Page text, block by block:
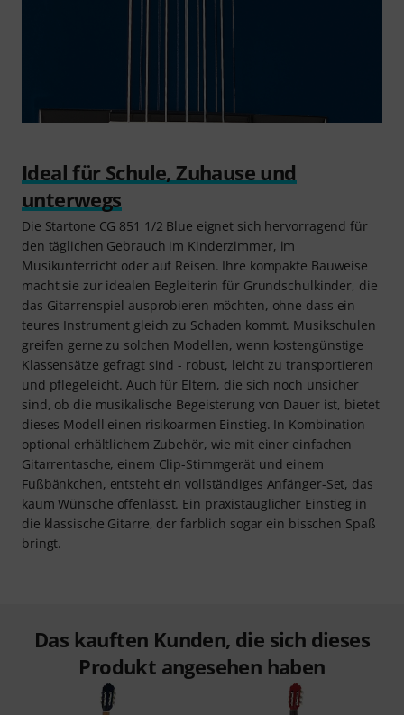
Ideal für Schule, Zuhause und
unterwegs
Die Startone CG 851 1/2 Blue eignet sich hervorragend für
den täglichen Gebrauch im Kinderzimmer, im
Musikunterricht oder auf Reisen. Ihre kompakte Bauweise
macht sie zur idealen Begleiterin für Grundschulkinder, die
das Gitarrenspiel ausprobieren möchten, ohne dass ein
teures Instrument gleich zu Schaden kommt. Musikschulen
greifen gerne zu solchen Modellen, wenn kostengünstige
Klassensätze gefragt sind - robust, leicht zu transportieren
und pflegeleicht. Auch für Eltern, die sich noch unsicher
sind, ob die musikalische Begeisterung von Dauer ist, bietet
dieses Modell einen risikoarmen Einstieg. In Kombination
optional erhältlichem Zubehör, wie mit einer einfachen
Gitarrentasche, einem Clip-Stimmgerät und einem
Fußbänkchen, entsteht ein vollständiges Anfänger-Set, das
kaum Wünsche offenlässt. Ein praxistauglicher Einstieg in
die klassische Gitarre, der farblich sogar ein bisschen Spaß
bringt.
Das kauften Kunden, die sich dieses
Produkt angesehen haben